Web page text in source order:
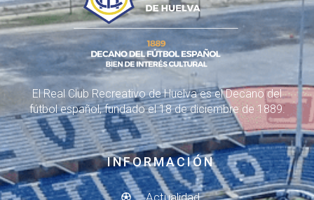
El Real Club Recreativo de Huelva es el Decano del
fútbol español, fundado el 18 de diciembre de 1889.
INFORMACIÓN
Actualidad